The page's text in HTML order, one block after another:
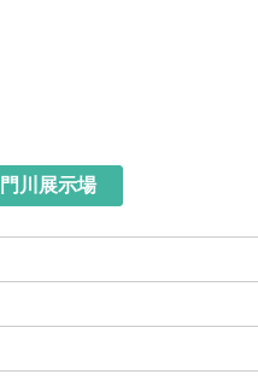
門川展示場